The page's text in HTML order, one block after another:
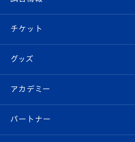
試合情報
チケット
イベント
メディア
クラブ概要
エンブレム紹介
スタッフプロフィール
マスコット紹介
はじめての観戦ガイド
Revive Team
ヴィヴィくんの長崎おもてなしガイ
試合日程/結果
フォトギャラリー
スタジアムグルメ
チケット
チケット
V-LOVERS（ファンクラブ）
プレイヤーズスイート
グッズ
オンラインショップ
店舗情報
アカデミー
育成からのお知らせ
パートナー